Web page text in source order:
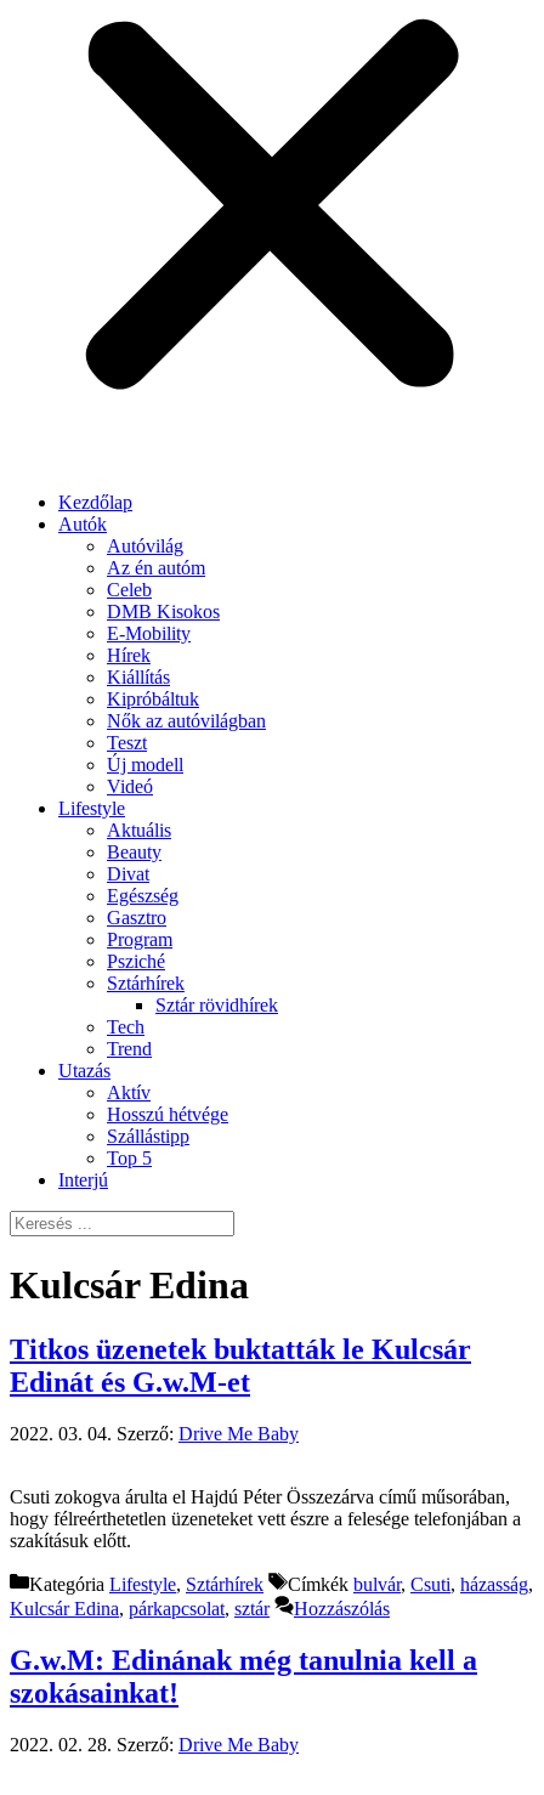
Kezdőlap
Autók
Autóvilág
Az én autóm
Celeb
DMB Kisokos
E-Mobility
Hírek
Kiállítás
Kipróbáltuk
Nők az autóvilágban
Teszt
Új modell
Videó
Lifestyle
Aktuális
Beauty
Divat
Egészség
Gasztro
Program
Psziché
Sztárhírek
Sztár rövidhírek
Tech
Trend
Utazás
Aktív
Hosszú hétvége
Szállástipp
Top 5
Interjú
Kulcsár Edina
Titkos üzenetek buktatták le Kulcsár
Edinát és G.w.M-et
2022. 03. 04. Szerző: Drive Me Baby
Csuti zokogva árulta el Hajdú Péter Összezárva című műsorában,
hogy félreérthetetlen üzeneteket vett észre a felesége telefonjában a
szakításuk előtt.
Kategória Lifestyle, Sztárhírek Címkék bulvár, Csuti, házasság,
Kulcsár Edina, párkapcsolat, sztár Hozzászólás
G.w.M: Edinának még tanulnia kell a
szokásainkat!
2022. 02. 28. Szerző: Drive Me Baby